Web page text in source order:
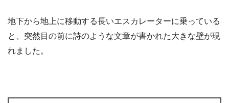
地下から地上に移動する長いエスカレーターに乗っている
と、突然目の前に詩のような文章が書かれた大きな壁が現
れました。